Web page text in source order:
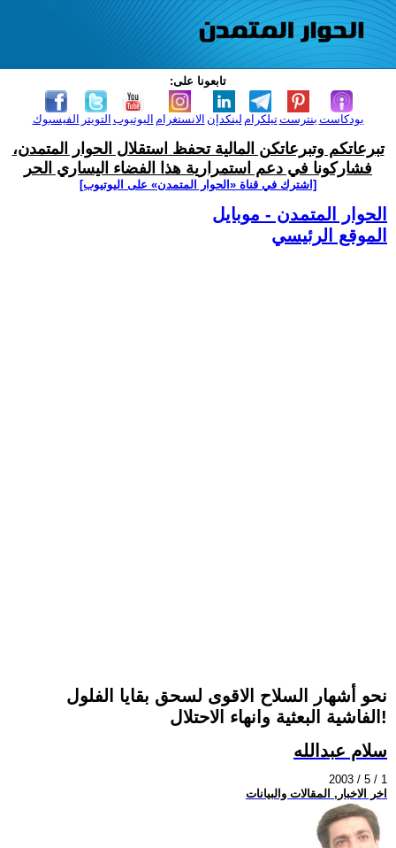
تابعونا على:
الفيسبوك التويتر اليوتيوب الانستغرام لينكدإن تيلكرامبنترست بودكاست
تبرعاتكم وتبرعاتكن المالية تحفظ استقلال الحوار المتمدن،
فشاركونا في دعم استمرارية هذا الفضاء اليساري الحر
[اشترك في قناة ‫«الحوار المتمدن» على اليوتيوب]
الحوار المتمدن - موبايل
الموقع الرئيسي
نحو أشهار السلاح الاقوى لسحق بقايا الفلول
الفاشية البعثية وانهاء الاحتلال!
سلام عبدالله
2003 / 5 / 1
اخر الاخبار, المقالات والبيانات